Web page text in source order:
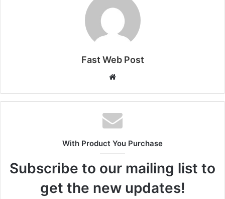
Fast Web Post
Website
With Product You Purchase
Subscribe to our mailing list to
get the new updates!